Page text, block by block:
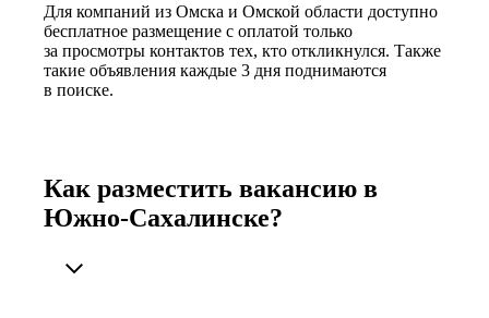
Для компаний из Омска и Омской области доступно
бесплатное размещение с оплатой только
за просмотры контактов тех, кто откликнулся. Также
такие объявления каждые 3 дня поднимаются
в поиске.
Как разместить вакансию в
Южно-Сахалинске?